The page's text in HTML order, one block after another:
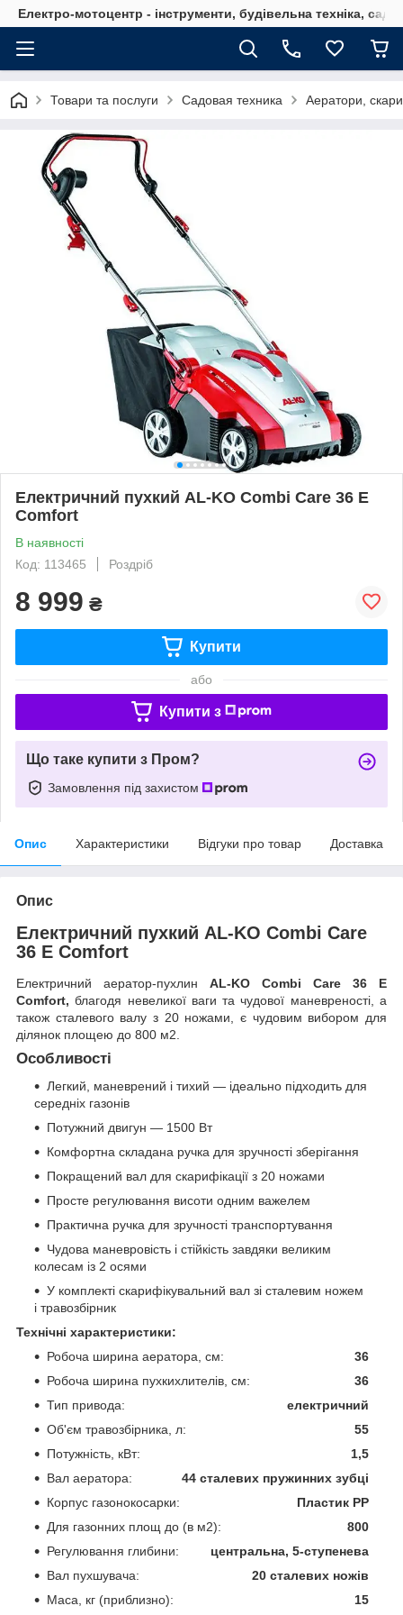
Електро-мотоцентр - інструменти, будівельна техніка,
Товари та послуги Садовая техника Аератори,
Електричний пухкий AL-KO Combi Care 36 E
Comfort
В наявності
Код: 113465
Роздріб
8 999 ₴
Купити
або
Купити з
Що таке купити з Пром?
Замовлення під захистом
Опис Характеристики Відгуки про товар Доставка
Опис
Електричний пухкий AL-KO Combi Care
36 E Comfort
Електричний аератор-пухлин AL-KO Combi Care 36 E
Comfort,благодя невеликої ваги та чудової маневреності, а
також сталевого валу з 20 ножами, є чудовим вибором для
ділянок площею до 800 м2.
Особливості
Легкий, маневрений і тихий — ідеально підходить для
середніх газонів
Потужний двигун — 1500 Вт
Комфортна складана ручка для зручності зберігання
Покращений вал для скарифікації з 20 ножами
Просте регулювання висоти одним важелем
Практична ручка для зручності транспортування
Чудова маневровість і стійкість завдяки великим
колесам із 2 осями
У комплекті скарифікувальний вал зі сталевим ножем
і травозбірник
Технічні характеристики:
Робоча ширина аератора, см:
36
Робоча ширина пухкихлителів, см:
36
Тип привода:
електричний
Об'єм травозбірника, л:
55
Потужність, кВт:
1,5
Вал аератора:
44 сталевих пружинних зубці
Корпус газонокосарки:
Пластик PP
Для газонних площ до (в м2):
800
Регулювання глибини:
центральна, 5-ступенева
Вал пухшувача:
20 сталевих ножів
Маса, кг (приблизно):
15